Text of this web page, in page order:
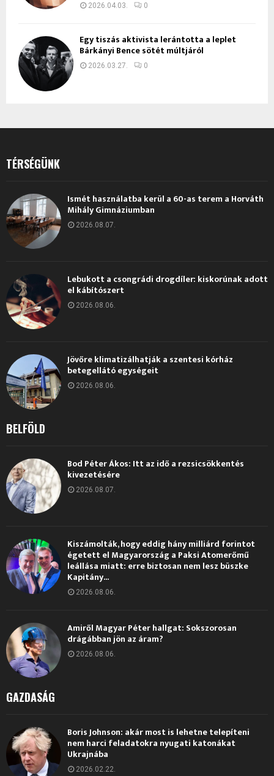
2026.04.03. 0
Egy tiszás aktivista lerántotta a leplet
Bárkányi Bence sötét múltjáról
2026.03.27. 0
TÉRSÉGÜNK
Ismét használatba kerül a 60-as terem a Horváth
Mihály Gimnáziumban
2026.08.07.
Lebukott a csongrádi drogdíler: kiskorúnak adott
el kábítószert
2026.08.06.
Jövőre klimatizálhatják a szentesi kórház
betegellátó egységeit
2026.08.06.
BELFÖLD
Bod Péter Ákos: Itt az idő a rezsicsökkentés
kivezetésére
2026.08.07.
Kiszámolták, hogy eddig hány milliárd forintot
égetett el Magyarország a Paksi Atomerőmű
leállása miatt: erre biztosan nem lesz büszke
Kapitány...
2026.08.06.
Amiről Magyar Péter hallgat: Sokszorosan
drágábban jön az áram?
2026.08.06.
GAZDASÁG
Boris Johnson: akár most is lehetne telepíteni
nem harci feladatokra nyugati katonákat
Ukrajnába
2026.02.22.